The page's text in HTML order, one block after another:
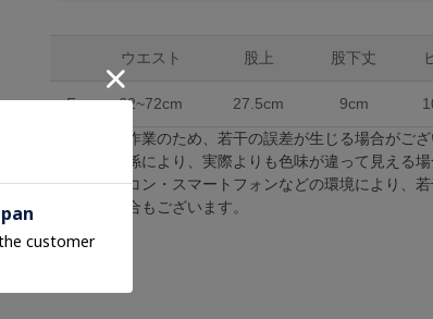
ウエスト 股上 股下丈
F 62~72cm 27.5cm 9cm
※採寸は手作業のため、若干の誤差が生じる場合がござ
※照明の関係により、実際よりも色味が違って見える場
※またパソコン・スマートフォンなどの環境により、
が異なる場合もございます。